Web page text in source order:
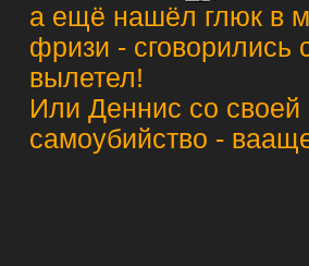
а ещё нашёл глюк в
фризи - сговорились
вылетел!
Или Деннис со
самоубийство -